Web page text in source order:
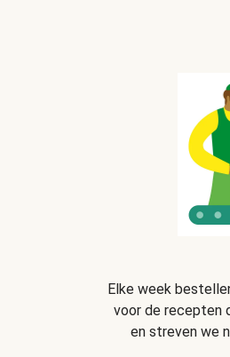
Elke week
voor de recepten
en streven we